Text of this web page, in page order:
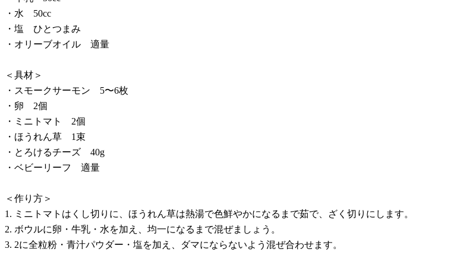
・水 50cc
・塩 ひとつまみ
・オリーブオイル 適量
＜具材＞
・スモークサーモン 5〜6枚
・卵 2個
・ミニトマト 2個
・ほうれん草 1束
・とろけるチーズ 40g
・ベビーリーフ 適量
＜作り方＞
1. ミニトマトはくし切りに、ほうれん草は熱湯で色鮮やかになるまで茹で、ざく切りにします。
2. ボウルに卵・牛乳・水を加え、均一になるまで混ぜましょう。
3. 2に全粒粉・青汁パウダー・塩を加え、ダマにならないよう混ぜ合わせます。